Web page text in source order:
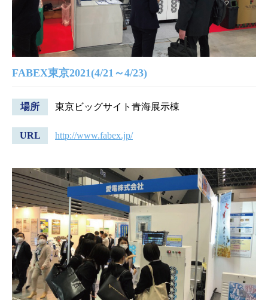
FABEX東京2021(4/21～4/23)
場所 東京ビッグサイト青海展示棟
URL http://www.fabex.jp/